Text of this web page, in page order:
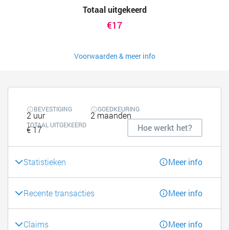
Totaal uitgekeerd
€17
Voorwaarden & meer info
BEVESTIGING
2 uur
GOEDKEURING
2 maanden
TOTAAL UITGEKEERD
€ 17 Hoe werkt het?
Statistieken Meer info
Recente transacties Meer info
Claims Meer info